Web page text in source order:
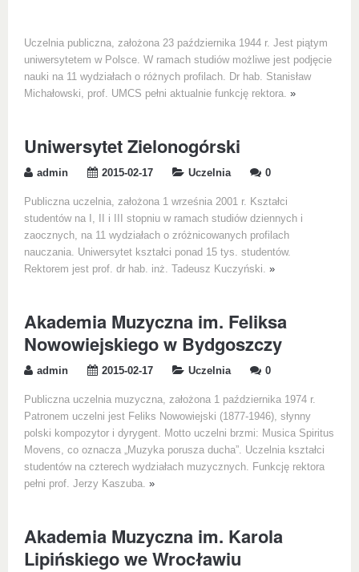
Uczelnia publiczna, założona 23 października 1944 r. Jest piątym
uniwersytetem w Polsce. W ramach studiów możliwe jest podjęcie
nauki na 11 wydziałach o różnych profilach. Dr hab. Stanisław
Michałowski, prof. UMCS pełni aktualnie funkcję rektora. »
Uniwersytet Zielonogórski
admin 2015-02-17 Uczelnia 0
Publiczna uczelnia, założona 1 września 2001 r. Kształci
studentów na I, II i III stopniu w ramach studiów dziennych i
zaocznych, na 11 wydziałach o zróżnicowanych profilach
nauczania. Uniwersytet kształci ponad 15 tys. studentów.
Rektorem jest prof. dr hab. inż. Tadeusz Kuczyński. »
Akademia Muzyczna im. Feliksa
Nowowiejskiego w Bydgoszczy
admin 2015-02-17 Uczelnia 0
Publiczna uczelnia muzyczna, założona 1 października 1974 r.
Patronem uczelni jest Feliks Nowowiejski (1877-1946), słynny
polski kompozytor i dyrygent. Motto uczelni brzmi: Musica Spiritus
Movens, co oznacza „Muzyka porusza ducha”. Uczelnia kształci
studentów na czterech wydziałach muzycznych. Funkcję rektora
pełni prof. Jerzy Kaszuba. »
Akademia Muzyczna im. Karola
Lipińskiego we Wrocławiu